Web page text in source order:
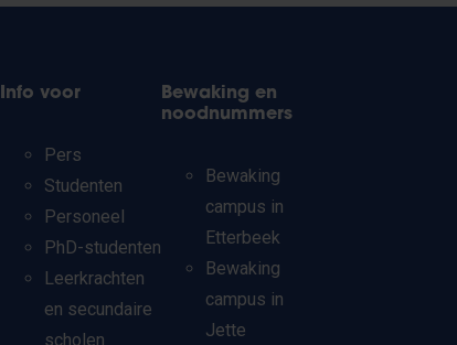
Info voor
Pers
Studenten
Personeel
PhD-studenten
Leerkrachten
en secundaire
scholen
Bewaking en
noodnummers
Bewaking
campus in
Etterbeek
Bewaking
campus in
Jette